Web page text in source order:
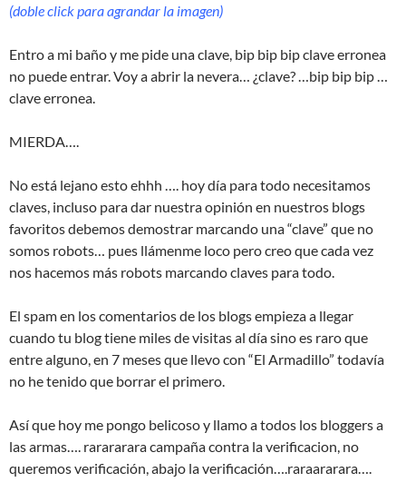
(doble click para agrandar la imagen)
Entro a mi baño y me pide una clave, bip bip bip clave erronea
no puede entrar. Voy a abrir la nevera… ¿clave? …bip bip bip …
clave erronea.
MIERDA….
No está lejano esto ehhh …. hoy día para todo necesitamos
claves, incluso para dar nuestra opinión en nuestros blogs
favoritos debemos demostrar marcando una “clave” que no
somos robots… pues llámenme loco pero creo que cada vez
nos hacemos más robots marcando claves para todo.
El spam en los comentarios de los blogs empieza a llegar
cuando tu blog tiene miles de visitas al día sino es raro que
entre alguno, en 7 meses que llevo con “El Armadillo” todavía
no he tenido que borrar el primero.
Así que hoy me pongo belicoso y llamo a todos los bloggers a
las armas…. rarararara campaña contra la verificacion, no
queremos verificación, abajo la verificación….raraararara….